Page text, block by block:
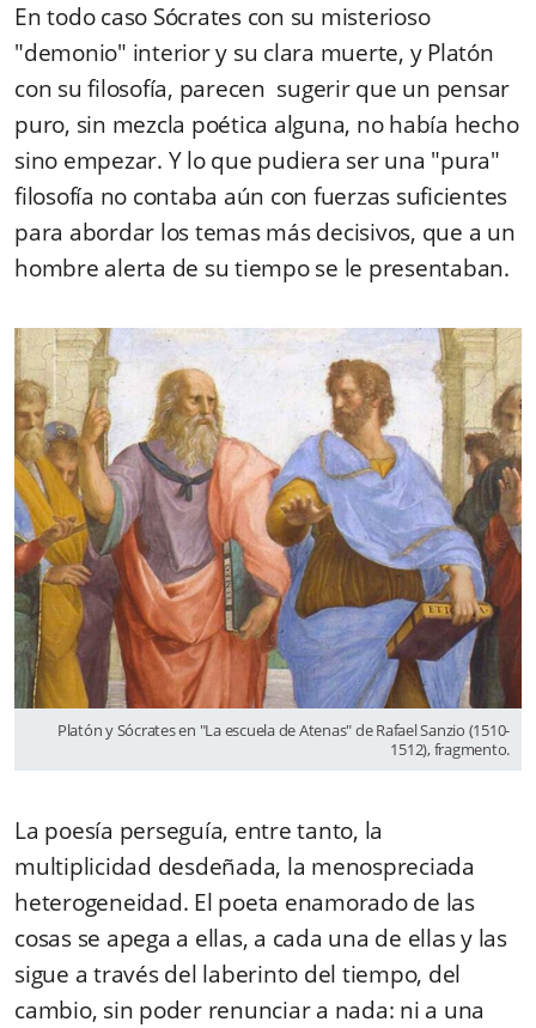
En todo caso Sócrates con su misterioso
"demonio" interior y su clara muerte, y Platón
con su filosofía, parecen sugerir que un pensar
puro, sin mezcla poética alguna, no había hecho
sino empezar. Y lo que pudiera ser una "pura"
filosofía no contaba aún con fuerzas suficientes
para abordar los temas más decisivos, que a un
hombre alerta de su tiempo se le presentaban.
Platón y Sócrates en "La escuela de Atenas" de Rafael Sanzio (1510-
1512), fragmento.
La poesía perseguía, entre tanto, la
multiplicidad desdeñada, la menospreciada
heterogeneidad. El poeta enamorado de las
cosas se apega a ellas, a cada una de ellas y las
sigue a través del laberinto del tiempo, del
cambio, sin poder renunciar a nada: ni a una